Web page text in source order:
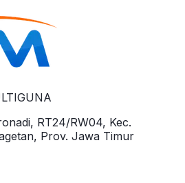
RT24/RW04, Kec.
Prov. Jawa Timur